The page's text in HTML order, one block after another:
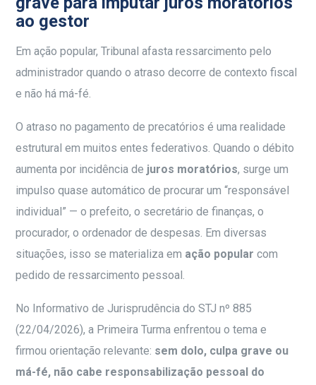
ao gestor
Em ação popular, Tribunal afasta ressarcimento pelo
administrador quando o atraso decorre de contexto fiscal
e não há má-fé.
O atraso no pagamento de precatórios é uma realidade
estrutural em muitos entes federativos. Quando o débito
aumenta por incidência de juros moratórios, surge um
impulso quase automático de procurar um “responsável
individual” — o prefeito, o secretário de finanças, o
procurador, o ordenador de despesas. Em diversas
situações, isso se materializa em ação popular com
pedido de ressarcimento pessoal.
No Informativo de Jurisprudência do STJ nº 885
(22/04/2026), a Primeira Turma enfrentou o tema e
firmou orientação relevante: sem dolo, culpa grave ou
má-fé, não cabe responsabilização pessoal do